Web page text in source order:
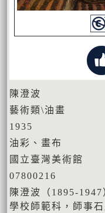
陳澄波
藝術類\油畫
1935
油彩、畫布
國立臺灣美術館
07800216
陳澄波（1895-
學校師範科，師事